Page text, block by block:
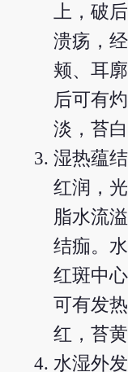
上，破
溃疡，
颊、耳
后可有
淡，苔
湿热蕴
红润，
脂水流
结痂。
红斑中
可有发
红，苔
水湿外